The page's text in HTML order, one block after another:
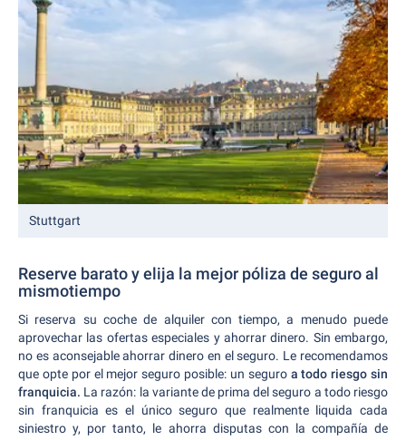
Stuttgart
Reserve barato y elija la mejor póliza de seguro al
mismotiempo
Si reserva su coche de alquiler con tiempo, a menudo puede
aprovechar las ofertas especiales y ahorrar dinero. Sin embargo,
no es aconsejable ahorrar dinero en el seguro. Le recomendamos
que opte por el mejor seguro posible: un seguro a todo riesgo sin
franquicia. La razón: la variante de prima del seguro a todo riesgo
sin franquicia es el único seguro que realmente liquida cada
siniestro y, por tanto, le ahorra disputas con la compañía de